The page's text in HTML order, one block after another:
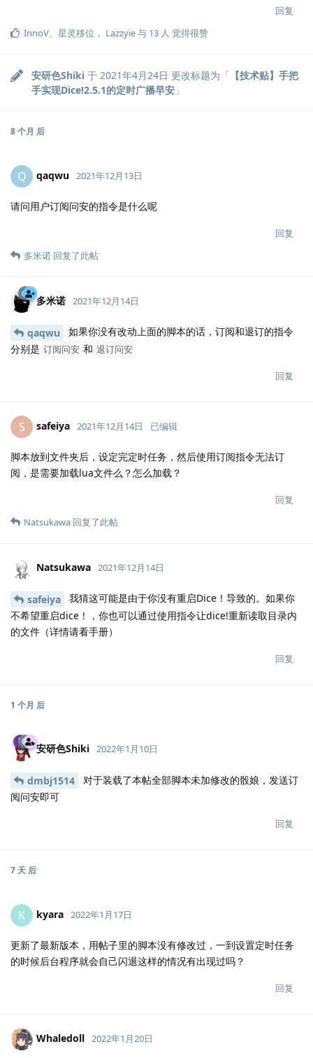
回复
InnoV、 星灵移位 ， Lazzyie与 13 人 觉得很赞
安研色Shiki 于 2021年4月24日 更改标题为「 【技术贴】手把
手实现Dice!2.5.1的定时广播早安 」
8 个月 后
Q qaqwu 2021年12月13日
请问用户订阅问安的指令是什么呢
回复
多米诺 回复了此帖
多米诺 2021年12月14日
qaqwu
如果你没有改动上面的脚本的话，订阅和退订的指令
分别是 订阅问安 和 退订问安
回复
S safeiya 2021年12月14日 已编辑
脚本放到文件夹后，设定完定时任务，然后使用订阅指令无法订
阅，是需要加载lua文件么？怎么加载？
回复
Natsukawa 回复了此帖
Natsukawa 2021年12月14日
safeiya
我猜这可能是由于你没有重启Dice！导致的。如果你
不希望重启dice！，你也可以通过使用指令让dice!重新读取目录内
的文件（详情请看手册）
回复
1 个月 后
安研色Shiki 2022年1月10日
dmbj1514
对于装载了本帖全部脚本未加修改的骰娘，发送订
阅问安即可
回复
7 天 后
K kyara 2022年1月17日
更新了最新版本，用帖子里的脚本没有修改过，一到设置定时任务
的时候后台程序就会自己闪退这样的情况有出现过吗？
回复
Whaledoll 2022年1月20日